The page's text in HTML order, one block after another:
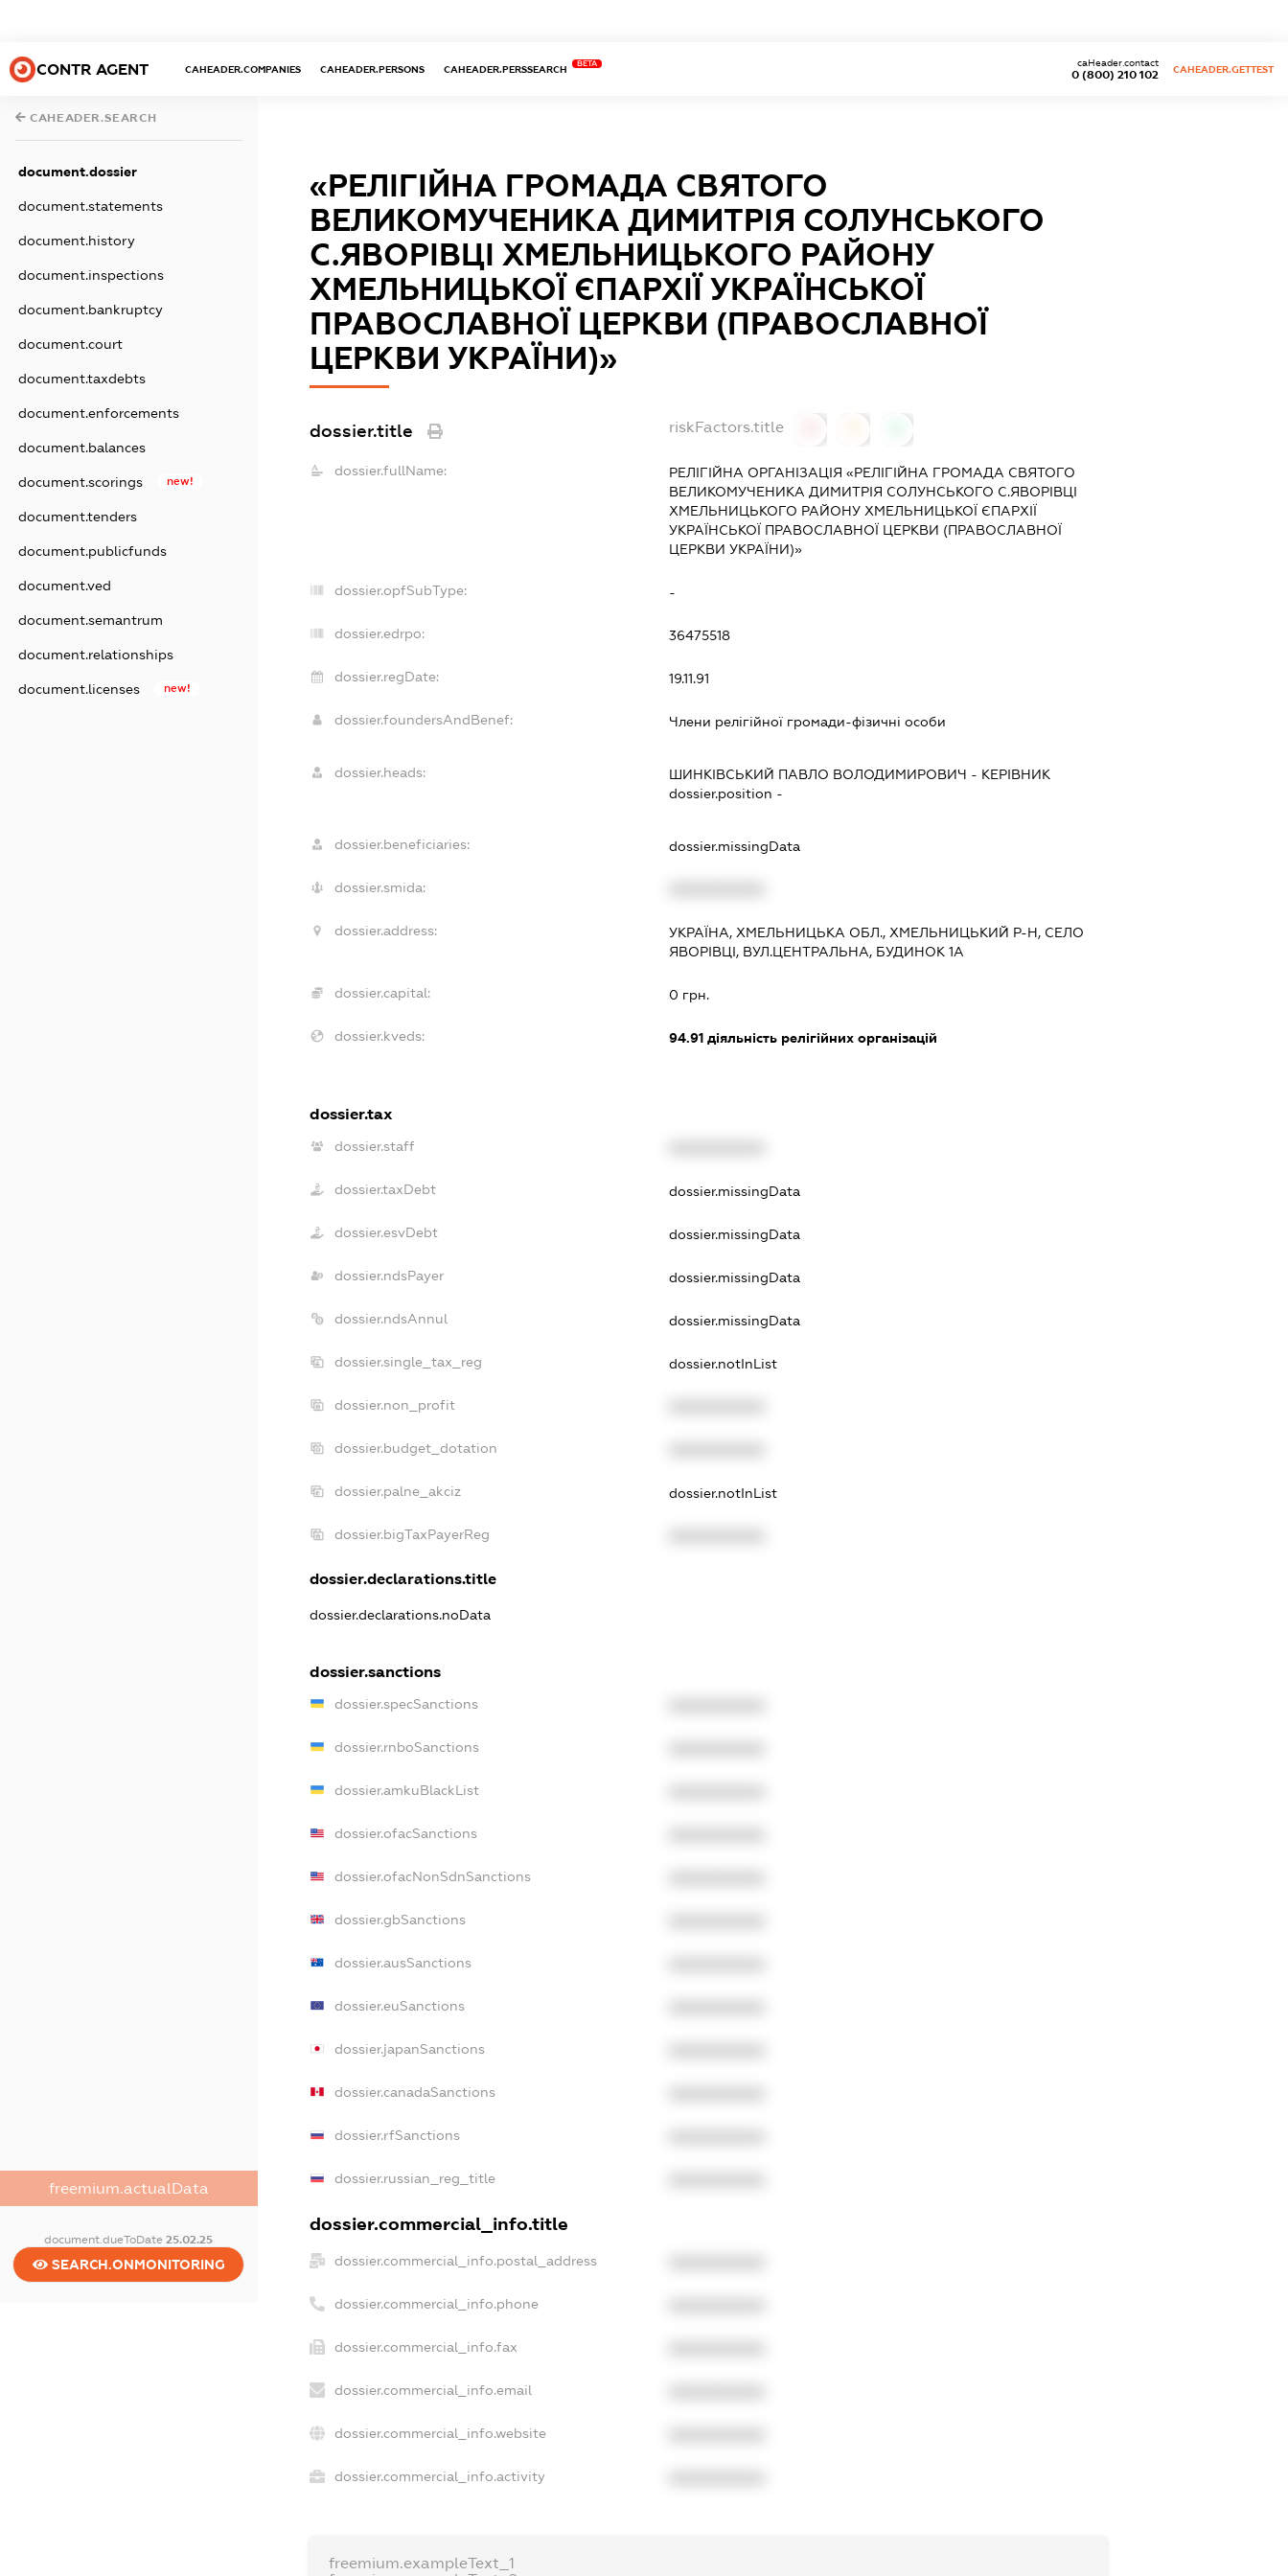
CONTR AGENT CAHEADER.COMPANIES CAHEADER.PERSONS CAHEADER.PERSSEARCH
BETA
0 (800) 210 102
caHeader.contact
CAHEADER.GETTEST
CAHEADER.SEARCH
document.dossier
document.statements
document.history
document.inspections
document.bankruptcy
document.court
document.taxdebts
document.enforcements
document.balances
document.scorings new!
document.tenders
document.publicfunds
document.ved
document.semantrum
document.relationships
document.licenses new!
freemium.actualData
document.dueToDate25.02.25
SEARCH.ONMONITORING
«РЕЛІГІЙНА ГРОМАДА СВЯТОГО
ВЕЛИКОМУЧЕНИКА ДИМИТРІЯ СОЛУНСЬКОГО
С.ЯВОРІВЦІ ХМЕЛЬНИЦЬКОГО РАЙОНУ
ХМЕЛЬНИЦЬКОЇ ЄПАРХІЇ УКРАЇНСЬКОЇ
ПРАВОСЛАВНОЇ ЦЕРКВИ (ПРАВОСЛАВНОЇ
ЦЕРКВИ УКРАЇНИ)»
dossier.title riskFactors.title
dossier.fullName:
РЕЛІГІЙНА ОРГАНІЗАЦІЯ «РЕЛІГІЙНА ГРОМАДА СВЯТОГО
ВЕЛИКОМУЧЕНИКА ДИМИТРІЯ СОЛУНСЬКОГО С.ЯВОРІВЦІ
ХМЕЛЬНИЦЬКОГО РАЙОНУ ХМЕЛЬНИЦЬКОЇ ЄПАРХІЇ
УКРАЇНСЬКОЇ ПРАВОСЛАВНОЇ ЦЕРКВИ (ПРАВОСЛАВНОЇ
ЦЕРКВИ УКРАЇНИ)»
dossier.opfSubType: -
dossier.edrpo: 36475518
dossier.regDate: 19.11.91
dossier.foundersAndBenef: Члени релігійної громади-фізичні особи
dossier.heads: ШИНКІВСЬКИЙ ПАВЛО ВОЛОДИМИРОВИЧ - КЕРІВНИК
dossier.position -
dossier.beneficiaries: dossier.missingData
dossier.smida:
dossier.address:
УКРАЇНА, ХМЕЛЬНИЦЬКА ОБЛ., ХМЕЛЬНИЦЬКИЙ Р-Н, СЕЛО
ЯВОРІВЦІ, ВУЛ.ЦЕНТРАЛЬНА, БУДИНОК 1А
dossier.capital: 0 грн.
dossier.kveds: 94.91діяльність релігійних організацій
dossier.tax
dossier.staff
dossier.taxDebt dossier.missingData
dossier.esvDebt dossier.missingData
dossier.ndsPayer dossier.missingData
dossier.ndsAnnul dossier.missingData
dossier.single_tax_reg dossier.notInList
dossier.non_profit
dossier.budget_dotation
dossier.palne_akciz dossier.notInList
dossier.bigTaxPayerReg
dossier.declarations.title
dossier.declarations.noData
dossier.sanctions
dossier.specSanctions
dossier.rnboSanctions
dossier.amkuBlackList
dossier.ofacSanctions
dossier.ofacNonSdnSanctions
dossier.gbSanctions
dossier.ausSanctions
dossier.euSanctions
dossier.japanSanctions
dossier.canadaSanctions
dossier.rfSanctions
dossier.russian_reg_title
dossier.commercial_info.title
dossier.commercial_info.postal_address
dossier.commercial_info.phone
dossier.commercial_info.fax
dossier.commercial_info.email
dossier.commercial_info.website
dossier.commercial_info.activity
freemium.exampleText_1